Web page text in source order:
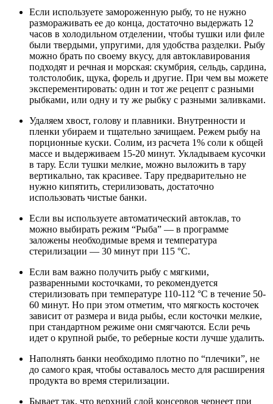
Если используете замороженную рыбу, то не нужно
размораживать ее до конца, достаточно выдержать 12
часов в холодильном отделении, чтобы тушки или филе
были твердыми, упругими, для удобства разделки. Рыбу
можно брать по своему вкусу, для автоклавирования
подходят и речная и морская: скумбрия, сельдь, сардина,
толстолобик, щука, форель и другие. При чем вы можете
эксперементировать: один и тот же рецепт с разными
рыбками, или одну и ту же рыбку с разными заливками.
Удаляем хвост, голову и плавники. Внутренности и
пленки убираем и тщательно зачищаем. Режем рыбу на
порционные куски. Солим, из расчета 1% соли к общей
массе и выдерживаем 15-20 минут. Укладываем кусочки
в тару. Если тушки мелкие, можно выложить в тару
вертикально, так красивее. Тару предварительно не
нужно кипятить, стерилизовать, достаточно
использовать чистые банки.
Если вы используете автоматический автоклав, то
можно выбирать режим “Рыба” — в программе
заложены необходимые время и температура
стерилизации — 30 минут при 115 °С.
Если вам важно получить рыбу с мягкими,
разваренными косточками, то рекомендуется
стерилизовать при температуре 110-112 °С в течение 50-
60 минут. Но при этом отметим, что мягкость косточек
зависит от размера и вида рыбы, если косточки мелкие,
при стандартном режиме они смягчаются. Если речь
идет о крупной рыбе, то реберные кости лучше удалить.
Наполнять банки необходимо плотно по “плечики”, не
до самого края, чтобы оставалось место для расширения
продукта во время стерилизации.
Бывает так, что верхний слой консервов чернеет при